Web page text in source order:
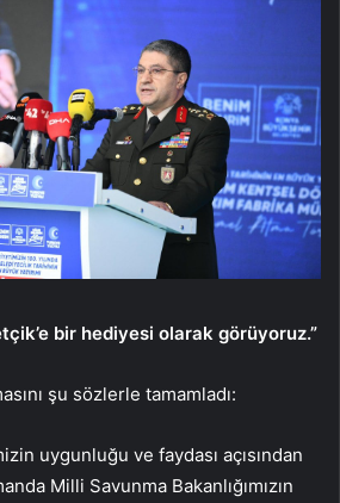
bir hediyesi olarak görüyoruz.”
şu sözlerle tamamladı:
uygunluğu ve faydası açısından
Milli Savunma Bakanlığımızın